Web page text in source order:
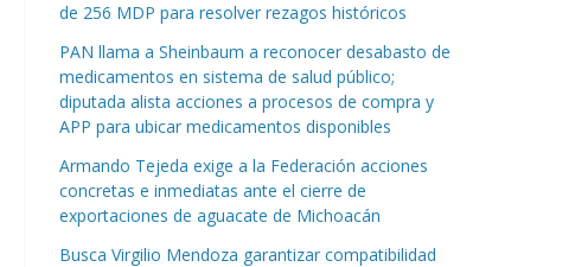
de 256 MDP para resolver rezagos históricos
PAN llama a Sheinbaum a reconocer desabasto de
medicamentos en sistema de salud público;
diputada alista acciones a procesos de compra y
APP para ubicar medicamentos disponibles
Armando Tejeda exige a la Federación acciones
concretas e inmediatas ante el cierre de
exportaciones de aguacate de Michoacán
Busca Virgilio Mendoza garantizar compatibilidad